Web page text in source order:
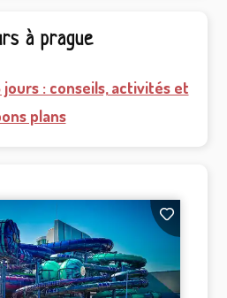
à prague
: conseils, activités et
plans